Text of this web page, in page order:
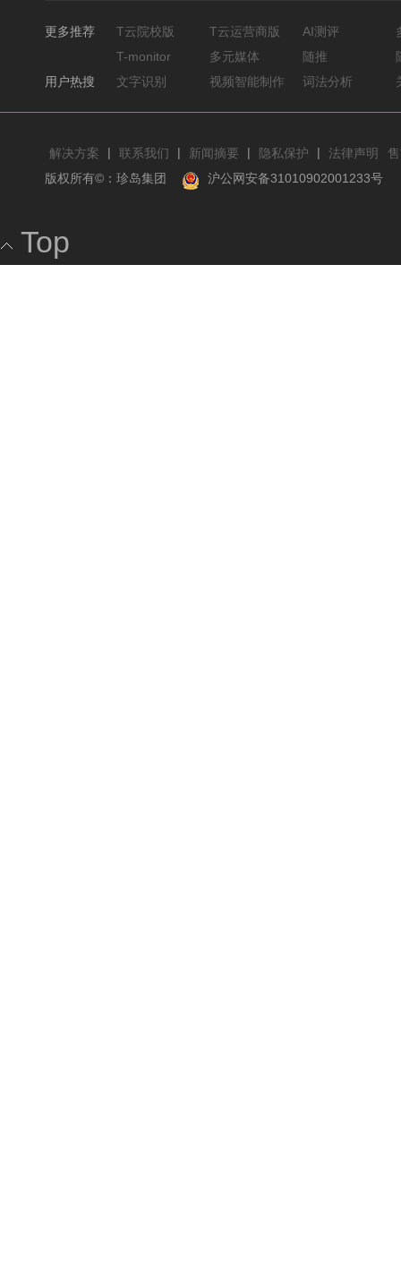
更多推荐 T云院校版 T云运营商版 AI测评
T-monitor
多元媒体 随推
用户热搜
文字识别 视频智能制作 词法分析
解决方案 | 联系我们 | 新闻摘要 | 隐私保护 |
法律声明
版权所有©：珍岛集团
沪公网安备31010902001233号
Top